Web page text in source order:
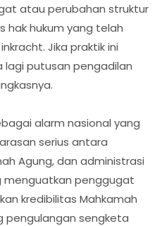
atau perubahan struktur
hak hukum yang telah
Jika praktik ini
lagi putusan pengadilan
alarm nasional yang
serius antara
Agung, dan administrasi
menguatkan penggugat
kredibilitas Mahkamah
pengulangan sengketa